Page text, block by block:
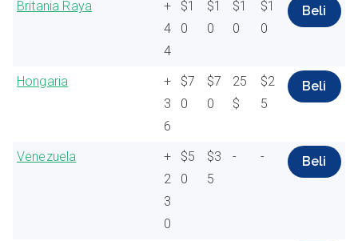
Britania Raya
+
4
4
$1
0
$1
0
$1
0
$1
0
Beli
Hongaria
+
3
6
$7
0
$7
0
25
$
$2
5
Beli
Venezuela
+
2
3
0
$5
0
$3
5
- - Beli